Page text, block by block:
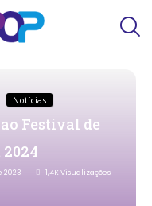
Notícias
Festival de
2023 1,4K Visualizações